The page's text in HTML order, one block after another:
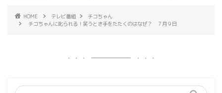
HOME テレビ番組
チコちゃん
チコちゃんに叱られる！笑うとき手をたたくのはなぜ？ ７月９日